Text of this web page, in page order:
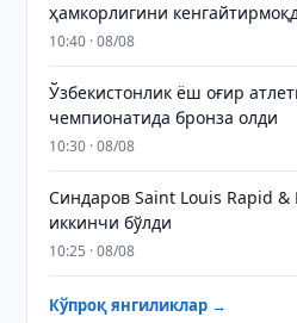
ҳамкорлигини
10:40 · 08/08
Ўзбекистонлик ёш оғир
чемпионатида бронза олди
10:30 · 08/08
Синдаров Saint Louis Rapid &
иккинчи бўлди
10:25 · 08/08
Кўпроқ янгиликлар →